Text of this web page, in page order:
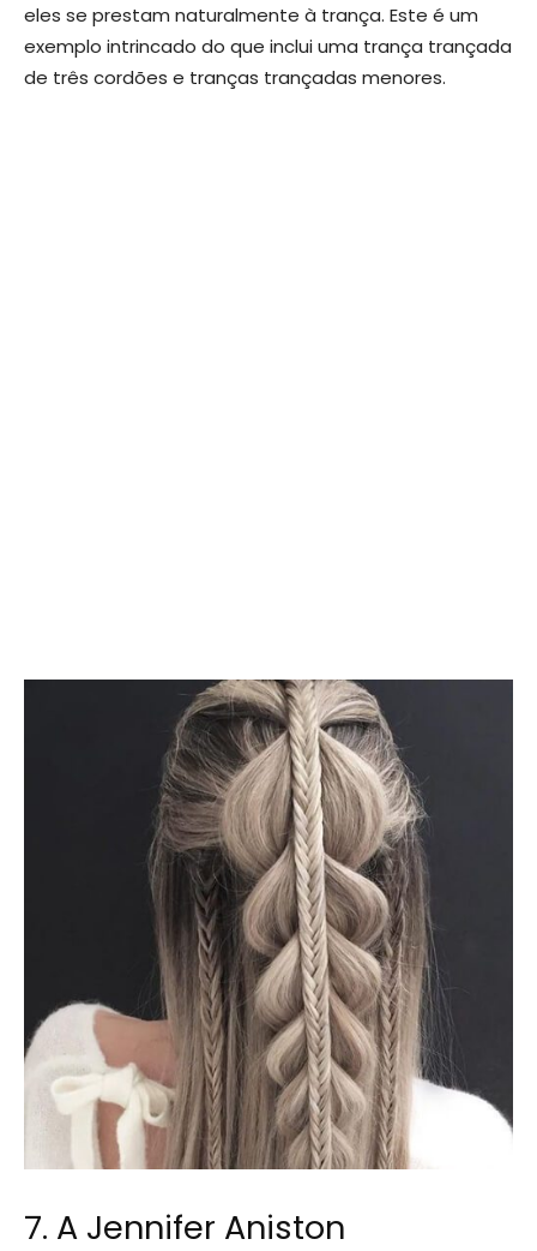
eles se prestam naturalmente à trança. Este é um
exemplo intrincado do que inclui uma trança trançada
de três cordões e tranças trançadas menores.
7. A Jennifer Aniston